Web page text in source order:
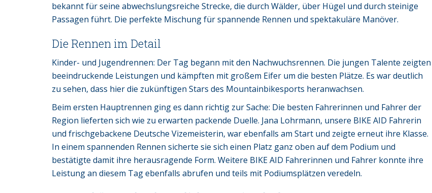
bekannt für seine abwechslungsreiche Strecke, die durch Wälder, über Hügel und durch steinige
Passagen führt. Die perfekte Mischung für spannende Rennen und spektakuläre Manöver.
Die Rennen im Detail
Kinder- und Jugendrennen: Der Tag begann mit den Nachwuchsrennen. Die jungen Talente zeigten
beeindruckende Leistungen und kämpften mit großem Eifer um die besten Plätze. Es war deutlich
zu sehen, dass hier die zukünftigen Stars des Mountainbikesports heranwachsen.
Beim ersten Hauptrennen ging es dann richtig zur Sache: Die besten Fahrerinnen und Fahrer der
Region lieferten sich wie zu erwarten packende Duelle. Jana Lohrmann, unsere BIKE AID Fahrerin
und frischgebackene Deutsche Vizemeisterin, war ebenfalls am Start und zeigte erneut ihre Klasse.
In einem spannenden Rennen sicherte sie sich einen Platz ganz oben auf dem Podium und
bestätigte damit ihre herausragende Form. Weitere BIKE AID Fahrerinnen und Fahrer konnte ihre
Leistung an diesem Tag ebenfalls abrufen und teils mit Podiumsplätzen veredeln.